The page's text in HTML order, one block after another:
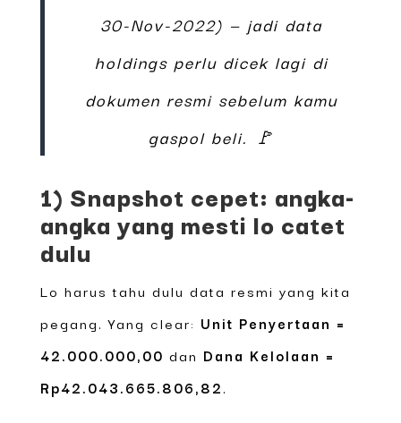
30-Nov-2022) — jadi data
holdings perlu dicek lagi di
dokumen resmi sebelum kamu
gaspol beli. 🚩
1) Snapshot cepet: angka-
angka yang mesti lo catet
dulu
Lo harus tahu dulu data resmi yang kita
pegang. Yang clear: Unit Penyertaan =
42.000.000,00 dan Dana Kelolaan =
Rp42.043.665.806,82.